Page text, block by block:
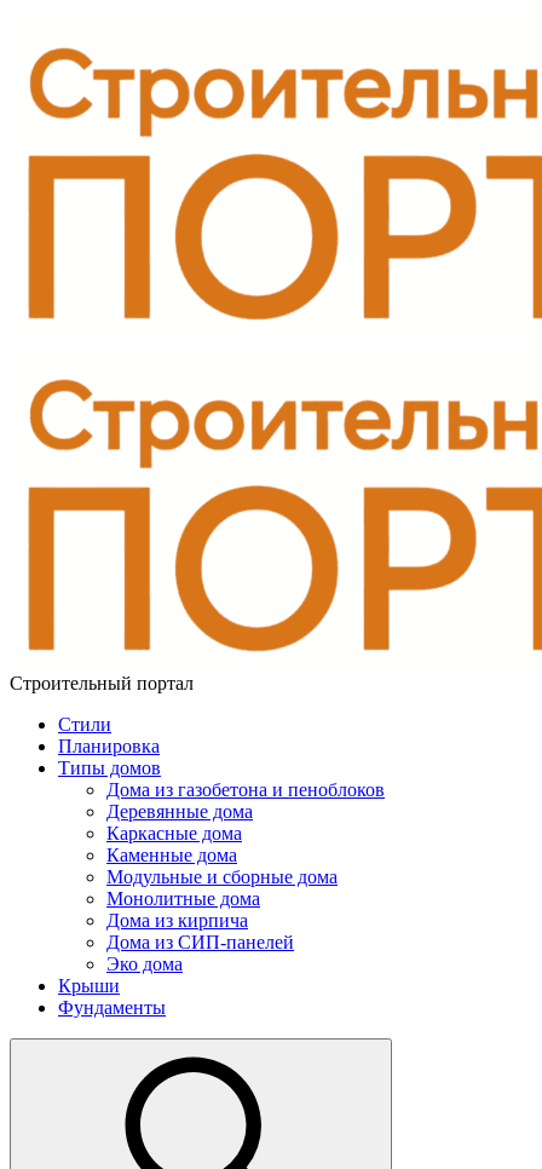
Строительный портал
Стили
Планировка
Типы домов
Дома из газобетона и пеноблоков
Деревянные дома
Каркасные дома
Каменные дома
Модульные и сборные дома
Монолитные дома
Дома из кирпича
Дома из СИП-панелей
Эко дома
Крыши
Фундаменты